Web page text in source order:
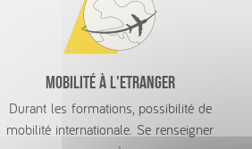
Mobilité à l'etranger
Durant les formations, possibilité de
mobilité internationale. Se renseigner